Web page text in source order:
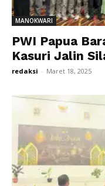
MANOKWARI
PWI Papua
Kasuri Jalin
redaksi - Maret 18, 2025